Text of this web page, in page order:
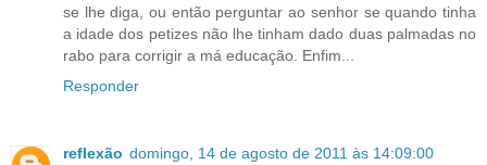
se lhe diga, ou então perguntar ao senhor se quando tinha
a idade dos petizes não lhe tinham dado duas palmadas no
rabo para corrigir a má educação. Enfim...
Responder
reflexão domingo, 14 de agosto de 2011 às 14:09:00